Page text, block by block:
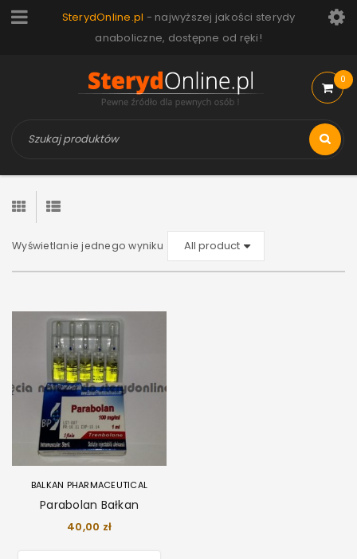
SterydOnline.pl - najwyższej jakości sterydy
anaboliczne, dostępne od ręki!
0
Wyświetlanie jednego wyniku
BALKAN PHARMACEUTICAL
Parabolan Bałkan
40,00 zł